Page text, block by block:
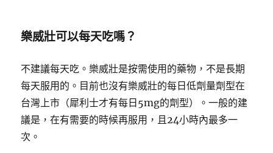
樂威壯可以每天吃嗎？
不建議每天吃。樂威壯是按需使用的藥物，不是長期
每天服用的。目前也沒有樂威壯的每日低劑量劑型在
台灣上市（犀利士才有每日5mg的劑型）。一般的建
議是，在有需要的時候再服用，且24小時內最多一
次。